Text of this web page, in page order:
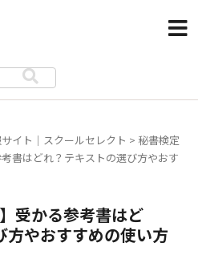
イト｜スクールセレクト > 秘書検定
考書はどれ？テキストの選び方やおす
受かる参考書はど
方やおすすめの使い方